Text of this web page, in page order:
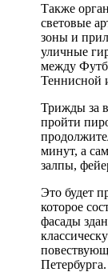
Также
световые
зоны и
уличные
между
Теннисной
Трижды за
пройти
минут, а
залпы,
Это будет
которое
фасады
Петербурга.